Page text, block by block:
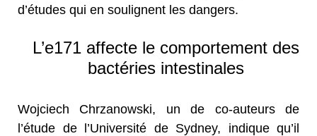
d’études qui en soulignent les dangers.
L’e171 affecte le comportement des
bactéries intestinales
Wojciech Chrzanowski, un de co-auteurs de
l’étude de l’Université de Sydney, indique qu’il